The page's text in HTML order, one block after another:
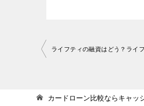
投
ビ
ライフティの融資はどう？ライ
カードローン比較ならキャッ